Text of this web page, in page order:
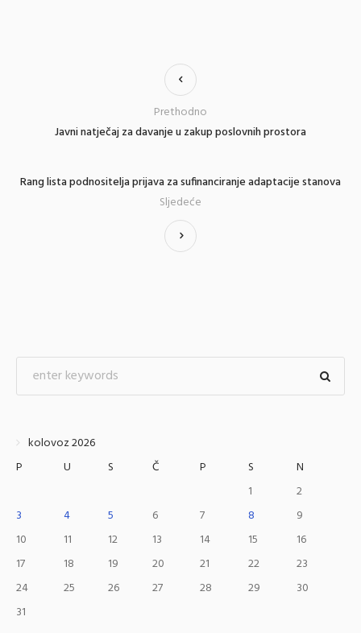
Javni natječaj za davanje u zakup poslovnih prostora
Prethodno
Rang lista podnositelja prijava za sufinanciranje adaptacije stanova
Sljedeće
kolovoz 2026
P
U S Č P S
N
1
2
3
4 5 6 7 8
9
10
11 12 13 14 15
16
17
18 19 20 21 22
23
24
25 26 27 28 29
30
31